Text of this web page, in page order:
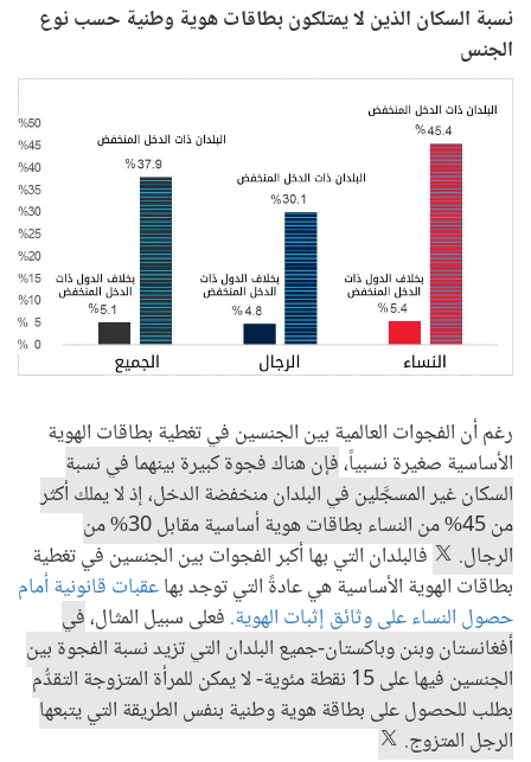
نسبة السكان الذين لا يمتلكون بطاقات هوية وطنية حسب نوع
الجنس
رغم أن الفجوات العالمية بين الجنسين في تغطية بطاقات الهوية
الأساسية صغيرة نسبياً،فإن هناك فجوة كبيرة بينهما في نسبة
السكان غير المسجَّلين في البلدان منخفضة الدخل، إذ لا يملك أكثر
من 45% من النساء بطاقات هوية أساسية مقابل 30% من
الرجال.
فالبلدان التي بها أكبر الفجوات بين الجنسين في تغطية
بطاقات الهوية الأساسية هي عادةً التي توجد بهاعقبات قانونية أمام
حصول النساء على وثائق إثبات الهوية. فعلى سبيل المثال،في
أفغانستان وبنن وباكستان-جميع البلدان التي تزيد نسبة الفجوة بين
الجنسين فيها على 15 نقطة مئوية- لا يمكن للمرأة المتزوجة التقدُّم
بطلب للحصول على بطاقة هوية وطنية بنفس الطريقة التي يتبعها
الرجل المتزوج.